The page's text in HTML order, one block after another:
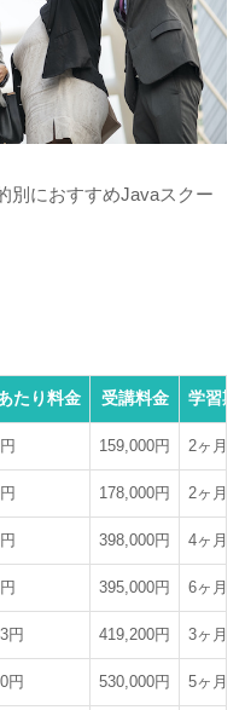
別におすすめJavaスクー
たり料金 受講料金 学習期
159,000円 2ヶ月
178,000円 2ヶ月
398,000円 4ヶ月
395,000円 6ヶ月
円 419,200円 3ヶ月
円 530,000円 5ヶ月